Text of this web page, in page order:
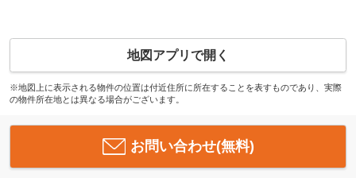
地図アプリで開く
※地図上に表示される物件の位置は付近住所に所在することを表すものであり、実際
の物件所在地とは異なる場合がございます。
お問い合わせ(無料)